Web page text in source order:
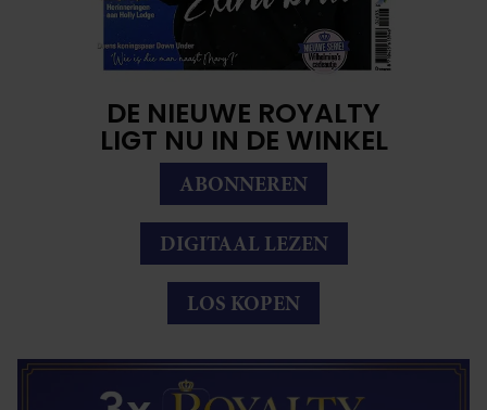
DE NIEUWE ROYALTY
LIGT NU IN DE WINKEL
ABONNEREN
DIGITAAL LEZEN
LOS KOPEN